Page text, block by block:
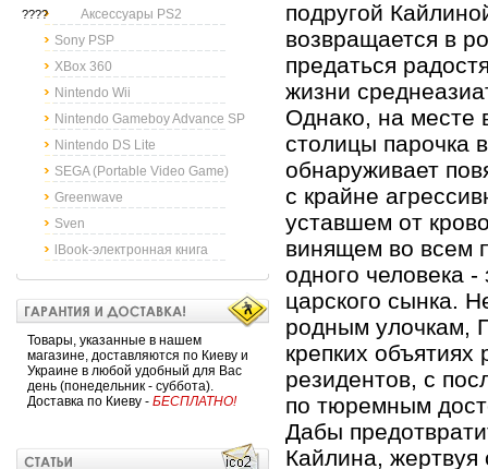
????
Аксессуары PS2
Sony PSP
XBox 360
Nintendo Wii
Nintendo Gameboy Advance SP
Nintendo DS Lite
SEGA (Portable Video Game)
Greenwave
Sven
lBook-электронная книга
Товары, указанные в нашем
магазине, доставляются по Киеву и
Украине в любой удобный для Вас
день (понедельник - суббота).
Доставка по Киеву - БЕСПЛАТНО!
подругой
возвращается в
предаться
жизни
Однако, на месте
столицы парочка
обнаруживает
с крайне
уставшем от
винящем во всем
одного человека -
царского сынка.
родным улочкам,
крепких объятиях
резидентов, с
по тюремным
Дабы
Кайлина, жертвуя